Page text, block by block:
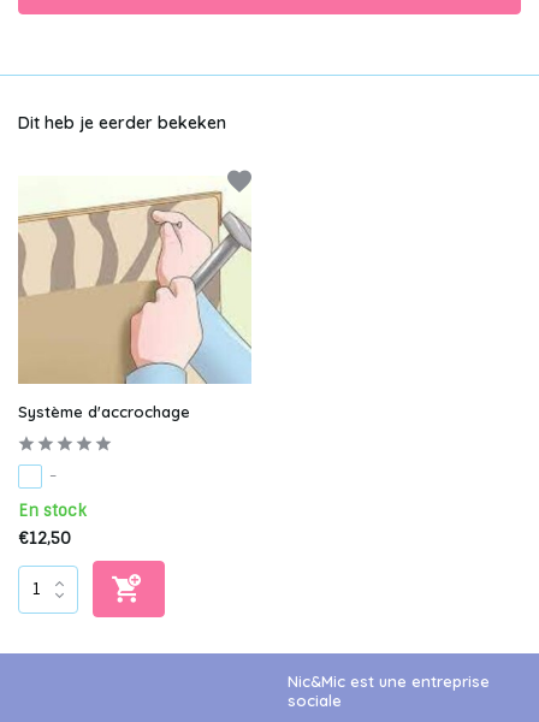
Dit heb je eerder bekeken
Système d'accrochage
-
En stock
€12,50
Nic&Mic est une entreprise
sociale